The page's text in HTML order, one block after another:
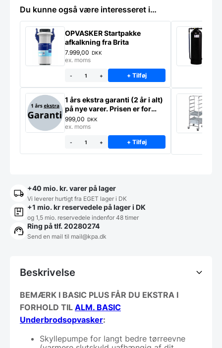
og
drænpumpe
samt
skyllepumpe
bedre
tørreevne.
antal
Du kunne også være interesseret i…
OPVASKER Startpakke
afkalkning fra Brita
7.999,00 DKK
ex. moms
- + + Tilføj
1 års ekstra garanti (2 år i alt)
på nye varer. Prisen er for
ekstra garanti på ét produkt
999,00 DKK
ex. moms
- + + Tilføj
+40 mio. kr. varer på lager
Vi leverer hurtigt fra EGET lager i DK
+1 mio. kr reservedele på lager i DK
og 1,5 mio. reservedele indenfor 48 timer
Ring på tlf. 20280274
Send en mail til mail@kpa.dk
Beskrivelse
BEMÆRK I BASIC PLUS FÅR DU EKSTRA I
FORHOLD TIL ALM. BASIC
Underbrodsopvasker:
Skyllepumpe for langt bedre tørreevne